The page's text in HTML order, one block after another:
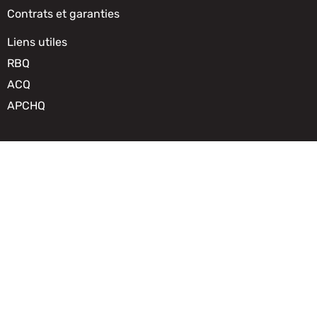
Contrats et garanties
Liens utiles
RBQ
ACQ
APCHQ